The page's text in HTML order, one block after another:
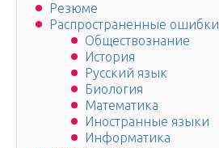
Резюме
Распространенные ошибки
Обществознание
История
Русский язык
Биология
Математика
Иностранные языки
Информатика